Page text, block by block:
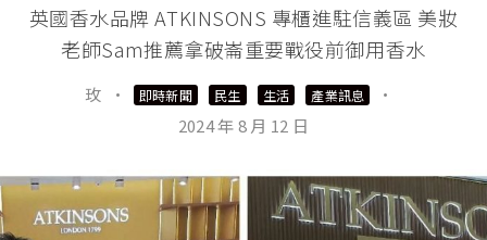
英國香水品牌 ATKINSONS 專櫃進駐信義區 美妝
老師Sam推薦拿破崙重要戰役前御用香水
玫 · 即時新聞 民生 生活 產業訊息
·
2024 年 8 月 12 日